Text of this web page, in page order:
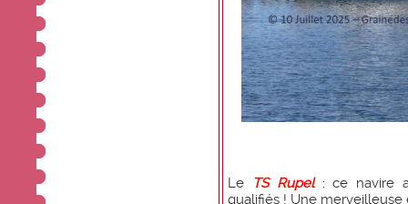
Le TS Rupel: ce navire a
qualifiés ! Une merveilleuse